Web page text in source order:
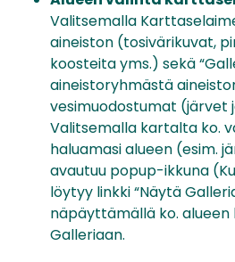
Valitsemalla
aineiston (tosivärikuvat,
koosteita yms.) sekä
aineistoryhmästä
vesimuodostumat (järvet
Valitsemalla kartalta ko.
haluamasi alueen (esim.
avautuu popup-ikkuna
löytyy linkki “Näytä
näpäyttämällä ko.
Galleriaan.